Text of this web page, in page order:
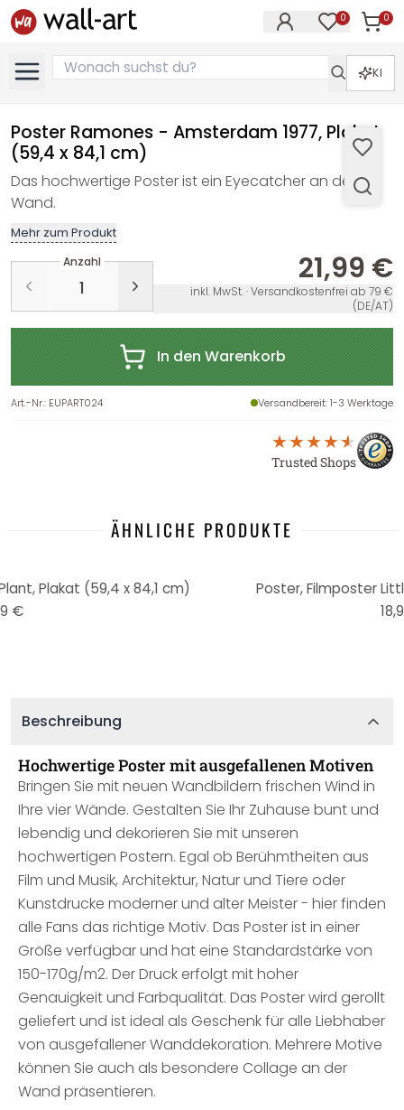
0 0
KI
Poster Ramones - Amsterdam 1977, Plakat
(59,4 x 84,1 cm)
Das hochwertige Poster ist ein Eyecatcher an der
Wand.
Mehr zum Produkt
Anzahl 21,99 €
inkl. MwSt. · Versandkostenfrei ab 79 €
(DE/AT)
In den Warenkorb
Art.-Nr.: EUPART024 Versandbereit: 1-3 Werktage
Trusted Shops
ÄHNLICHE PRODUKTE
Plakat (59,4 x 84,1 cm)
€
Poster, Filmposter
Beschreibung
Hochwertige Poster mit ausgefallenen Motiven
Bringen Sie mit neuen Wandbildern frischen Wind in
Ihre vier Wände. Gestalten Sie Ihr Zuhause bunt und
lebendig und dekorieren Sie mit unseren
hochwertigen Postern. Egal ob Berühmtheiten aus
Film und Musik, Architektur, Natur und Tiere oder
Kunstdrucke moderner und alter Meister - hier finden
alle Fans das richtige Motiv. Das Poster ist in einer
Größe verfügbar und hat eine Standardstärke von
150-170g/m2. Der Druck erfolgt mit hoher
Genauigkeit und Farbqualität. Das Poster wird gerollt
geliefert und ist ideal als Geschenk für alle Liebhaber
von ausgefallener Wanddekoration. Mehrere Motive
können Sie auch als besondere Collage an der
Wand präsentieren.